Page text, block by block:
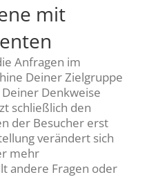
mit
Anfragen im
Deiner Zielgruppe
Denkweise
schließlich den
der Besucher erst
verändert sich
mehr
andere Fragen oder